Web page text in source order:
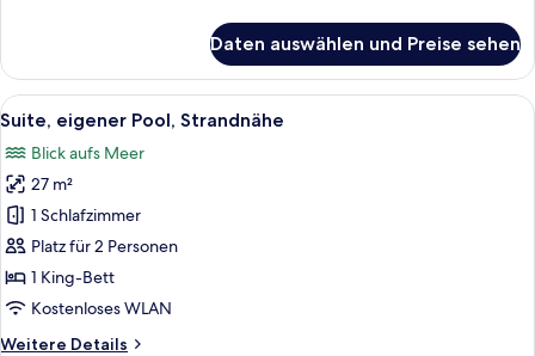
Suite
Daten auswählen und Preise sehen
Alle
Fotos
für
Suite,
eigener
Pool,
Strandnähe
anzeigen
Ein Sitzbereich im Freien mit
14
Suite, eigener Pool, Strandnähe
Blick aufs Meer
27 m²
1 Schlafzimmer
Platz für 2 Personen
1 King-Bett
Kostenloses WLAN
Weitere Details
Weitere